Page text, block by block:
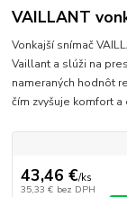
VAILLANT
Vonkajší snímač
Vaillant a slúži na
nameraných hodnôt
čím zvyšuje komfort
43,46 €/ks
35,33 € bez DPH